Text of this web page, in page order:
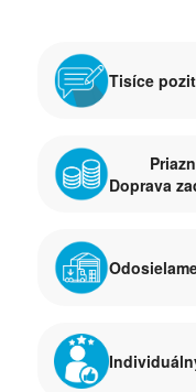
funkčné. Naše výrobky
výrobcov na trhu,
takmer v každom
Tisíce
Doprava